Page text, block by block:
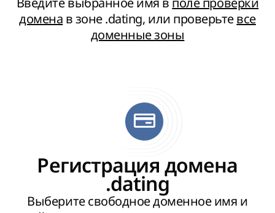
домена в зоне .dating, или проверьтевсе
доменные зоны
Регистрация домена
.dating
Выберите свободное доменное имя и